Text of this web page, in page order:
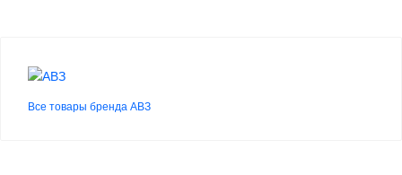
Все товары бренда АВЗ